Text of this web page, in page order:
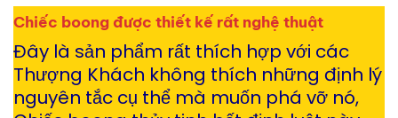
Chiếc boong được thiết kế rất nghệ thuật
Đây là sản phẩm rất thích hợp với các
Thượng Khách không thích những định lý
nguyên tắc cụ thể mà muốn phá vỡ nó,